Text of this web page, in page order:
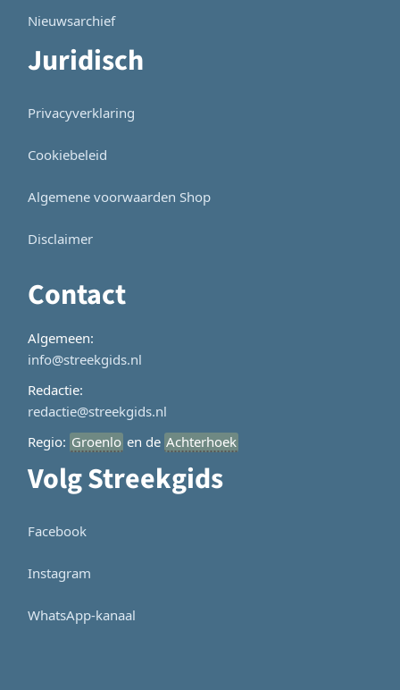
Nieuwsarchief
Juridisch
Privacyverklaring
Cookiebeleid
Algemene voorwaarden Shop
Disclaimer
Contact
Algemeen:
info@streekgids.nl
Redactie:
redactie@streekgids.nl
Regio: Groenlo en de Achterhoek
Volg Streekgids
Facebook
Instagram
WhatsApp-kanaal